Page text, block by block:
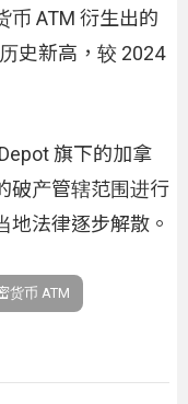
币 ATM 衍生出的
史新高，较 2024
旗下的加拿
破产管辖范围进行
地法律逐步解散。
货币 ATM